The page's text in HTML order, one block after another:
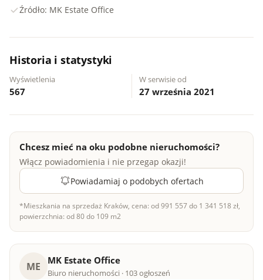
Źródło: MK Estate Office
Historia i statystyki
Wyświetlenia
567
W serwisie od
27 września 2021
Chcesz mieć na oku podobne nieruchomości?
Włącz powiadomienia i nie przegap okazji!
Powiadamiaj o podobych ofertach
*Mieszkania na sprzedaż Kraków, cena: od 991 557 do 1 341 518 zł,
powierzchnia: od 80 do 109 m2
ME
MK Estate Office
Biuro nieruchomości · 103 ogłoszeń